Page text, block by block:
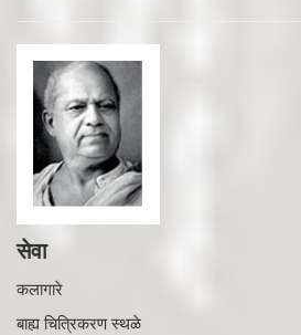
सेवा
कलागारे
बाह्य चित्रिकरण स्थळे